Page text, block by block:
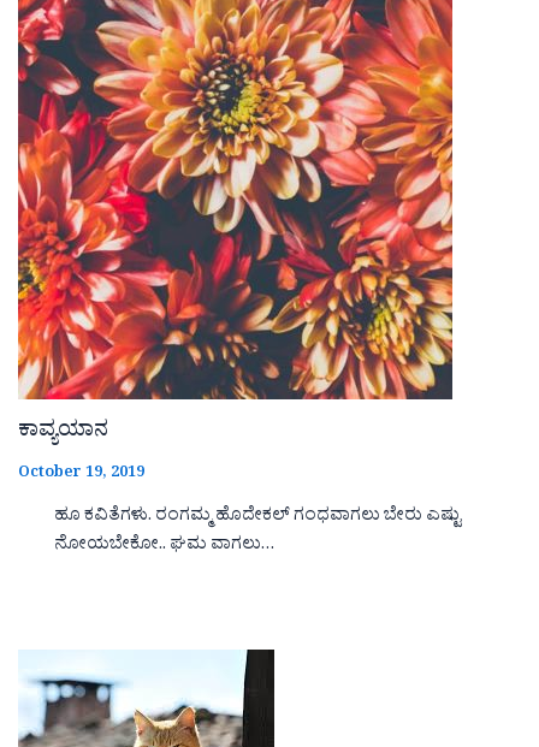
ಕಾವ್ಯಯಾನ
October 19, 2019
ಹೂ ಕವಿತೆಗಳು. ರಂಗಮ್ಮ ಹೊದೇಕಲ್ ಗಂಧವಾಗಲು ಬೇರು ಎಷ್ಟು
ನೋಯಬೇಕೋ.. ಘಮ ವಾಗಲು…